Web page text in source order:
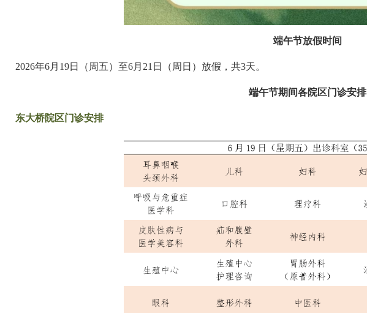
端午节放假时间
2026年6月19日（周五）至6月21日（周日）放假，共3天。
端午节期间各院区门诊安排
东大桥院区门诊安排